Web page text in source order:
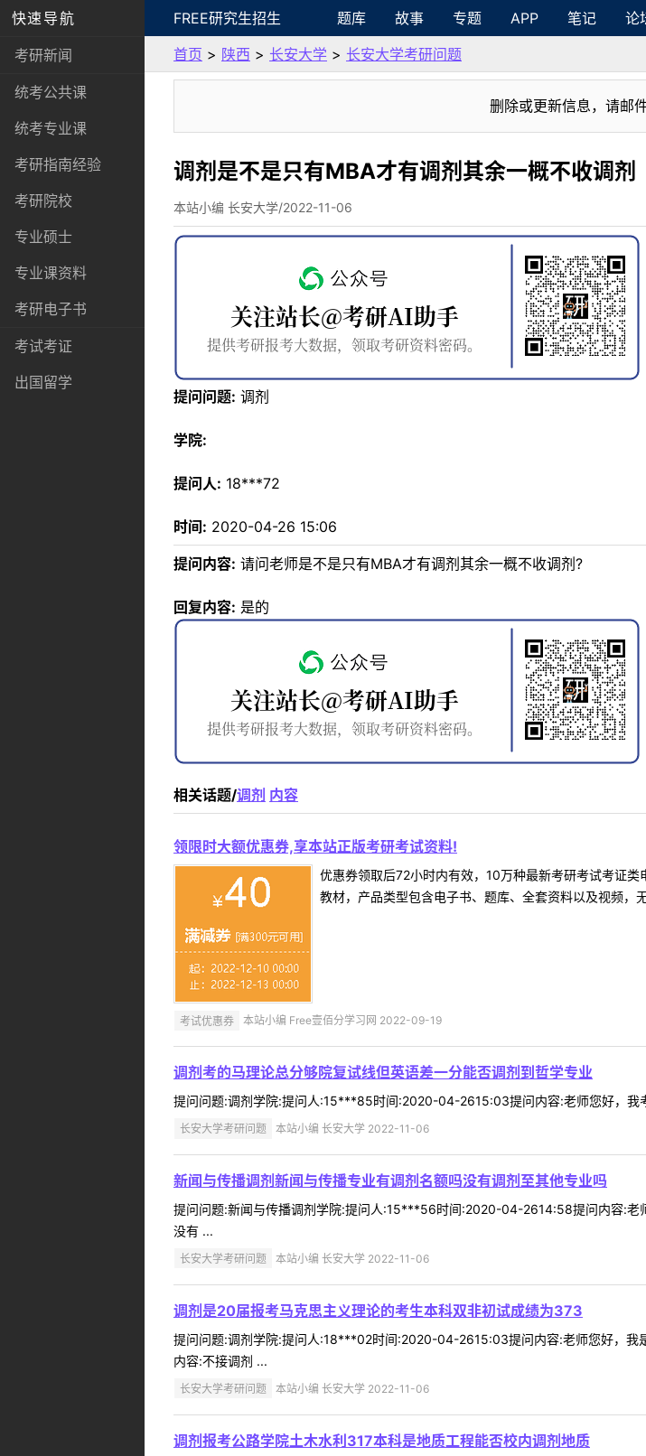
快速导航
考研新闻
统考公共课
统考专业课
考研指南经验
考研院校
专业硕士
专业课资料
考研电子书
考试考证
出国留学
FREE研究生招生 题库 故事 专题 APP 笔记 论
首页 > 陕西 > 长安大学 > 长安大学考研问题
删除或更新信息，请邮
调剂是不是只有MBA才有调剂其余一概不收调剂
本站小编 长安大学/2022-11-06
提问问题: 调剂
学院:
提问人: 18***72
时间: 2020-04-26 15:06
提问内容: 请问老师是不是只有MBA才有调剂其余一概不收调剂?
回复内容: 是的
相关话题/调剂 内容
领限时大额优惠券,享本站正版考研考试资料!
优惠券领取后72小时内有效，10万种最新考研考试考证
教材，产品类型包含电子书、题库、全套资料以及视频，
考试优惠券 本站小编 Free壹佰分学习网 2022-09-19
调剂考的马理论总分够院复试线但英语差一分能否调剂到哲学专业
提问问题:调剂学院:提问人:15***85时间:2020-04-2615:03提问内容:老师您好，我
长安大学考研问题 本站小编 长安大学 2022-11-06
新闻与传播调剂新闻与传播专业有调剂名额吗没有调剂至其他专业吗
提问问题:新闻与传播调剂学院:提问人:15***56时间:2020-04-2614:58提问内容:老
没有 ...
长安大学考研问题 本站小编 长安大学 2022-11-06
调剂是20届报考马克思主义理论的考生本科双非初试成绩为373
提问问题:调剂学院:提问人:18***02时间:2020-04-2615:03提问内容:老师您好，我
内容:不接调剂 ...
长安大学考研问题 本站小编 长安大学 2022-11-06
调剂报考公路学院土木水利317本科是地质工程能否校内调剂地质